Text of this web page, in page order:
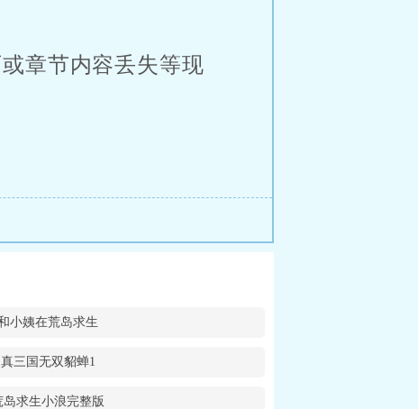
章节内容丢失等现
小姨在荒岛求生
真三国无双貂蝉1
岛求生小浪完整版